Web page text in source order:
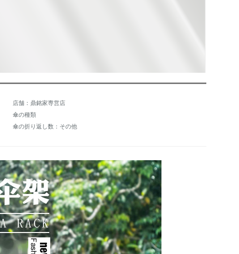
店舗：鼎銘家専営店
傘の種類
傘の折り返し数：その他